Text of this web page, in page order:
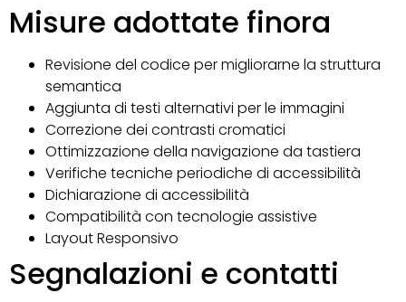
Misure adottate finora
Revisione del codice per migliorarne la struttura
semantica
Aggiunta di testi alternativi per le immagini
Correzione dei contrasti cromatici
Ottimizzazione della navigazione da tastiera
Verifiche tecniche periodiche di accessibilità
Dichiarazione di accessibilità
Compatibilità con tecnologie assistive
Layout Responsivo
Segnalazioni e contatti